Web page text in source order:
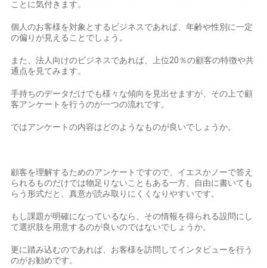
ことに気付きます。
個人のお客様を対象とするビジネスであれば、年齢や性別に一定
の偏りが見えることでしょう。
また、法人向けのビジネスであれば、上位20％の顧客の特徴や共
通点を見てみます。
手持ちのデータだけでも様々な傾向を見出せますが、その上で顧
客アンケートを行うのが一つの流れです。
ではアンケートの内容はどのようなものが良いでしょうか。
顧客を理解するためのアンケートですので、イエスかノーで答え
られるものだけでは物足りないこともある一方、自由に書いても
らう形式だと、真意が読み取りにくくなりやすいです。
もし課題が明確になっているなら、その情報を得られる設問にし
て選択肢を用意するのが良いのではないでしょうか。
更に踏み込むのであれば、お客様を訪問してインタビューを行う
のがお勧めです。